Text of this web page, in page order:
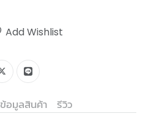
Add Wishlist
ข้อมูลสินค้า รีวิว